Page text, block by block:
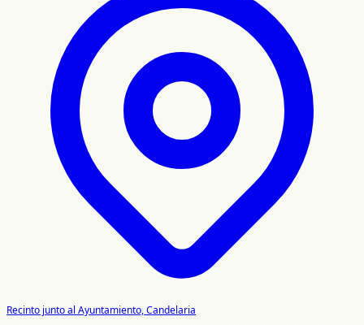
Recinto junto al Ayuntamiento, Candelaria